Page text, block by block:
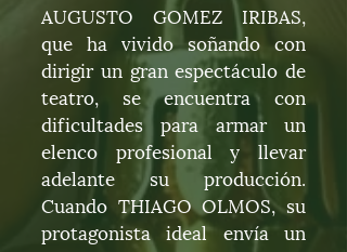
AUGUSTO GOMEZ IRIBAS,
que ha vivido soñando con
dirigir un gran espectáculo de
teatro, se encuentra con
dificultades para armar un
elenco profesional y llevar
adelante su producción.
Cuando THIAGO OLMOS, su
protagonista ideal envía un